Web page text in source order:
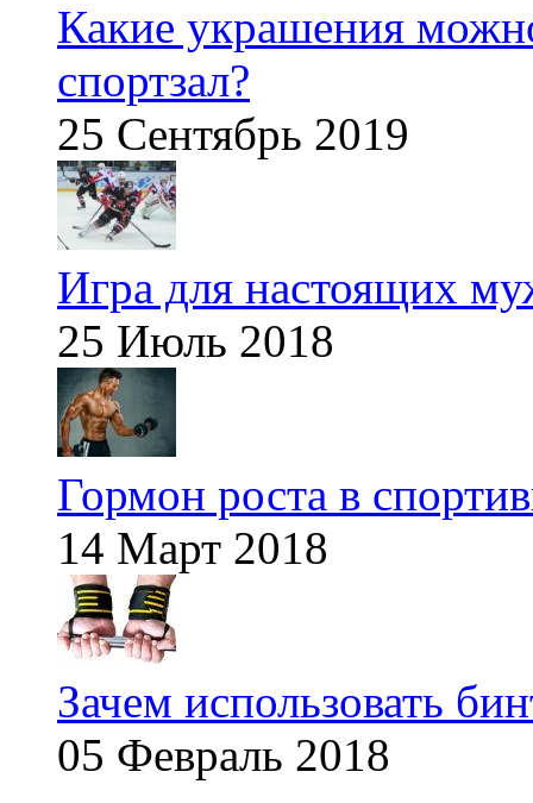
Какие украшения
спортзал?
25 Сентябрь 2019
Игра для настоящих
25 Июль 2018
Гормон роста в
14 Март 2018
Зачем использовать
05 Февраль 2018